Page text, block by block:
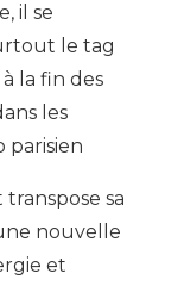
il se
le tag
la fin des
les
parisien
sa
nouvelle
et